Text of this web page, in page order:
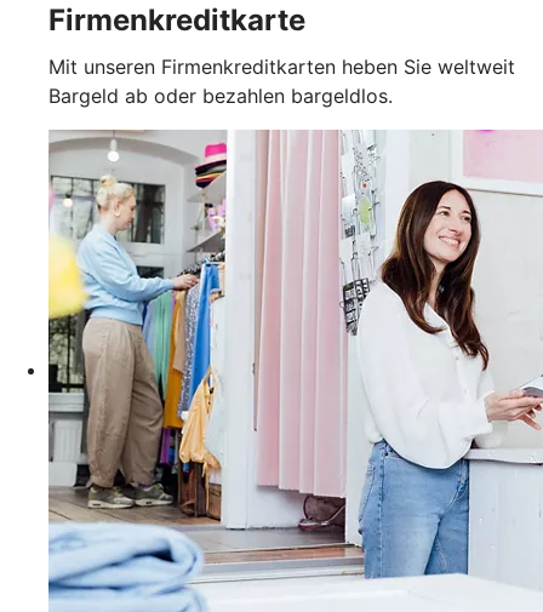
Firmenkreditkarte
Mit unseren Firmenkreditkarten heben Sie weltweit
Bargeld ab oder bezahlen bargeldlos.